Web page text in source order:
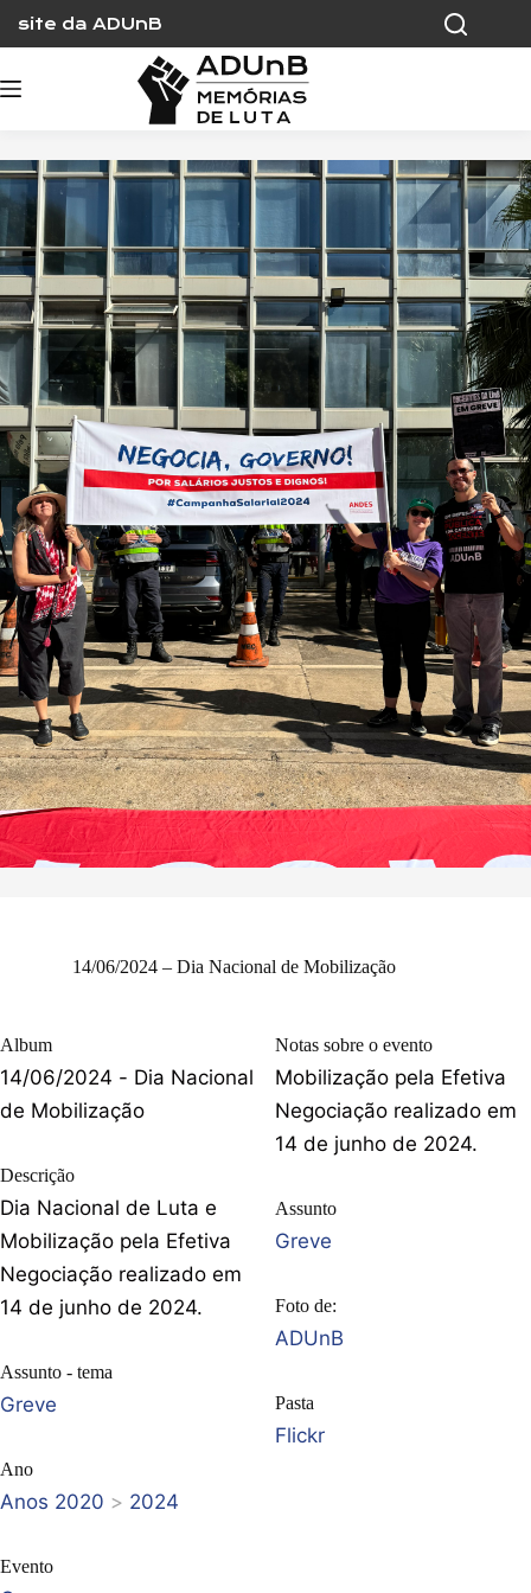
content
site da ADUnB
14/06/2024 – Dia Nacional de Mobilização
Album
14/06/2024 - Dia Nacional
de Mobilização
Descrição
Dia Nacional de Luta e
Mobilização pela Efetiva
Negociação realizado em
14 de junho de 2024.
Assunto - tema
Greve
Ano
Anos 2020 > 2024
Evento
Notas sobre o evento
Mobilização pela Efetiva
Negociação realizado em
14 de junho de 2024.
Assunto
Greve
Foto de:
ADUnB
Pasta
Flickr